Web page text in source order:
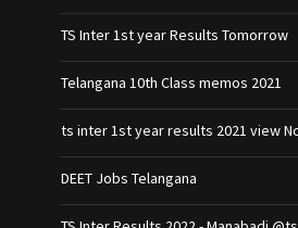
TS Inter 1st year Results Tomorrow
Telangana 10th Class memos 2021
ts inter 1st year results 2021 view
DEET Jobs Telangana